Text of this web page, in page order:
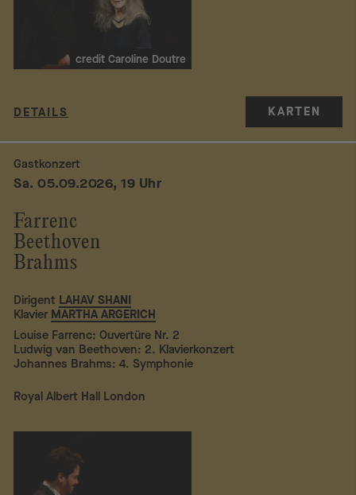
credit Caroline Doutre
DETAILS KARTEN
Farrenc
Beethoven
Brahms
Gastkonzert
Sa. 05.09.2026, 19 Uhr
Dirigent LAHAV SHANI
Klavier MARTHA ARGERICH
Louise Farrenc: Ouvertüre Nr. 2
Ludwig van Beethoven: 2. Klavierkonzert
Johannes Brahms: 4. Symphonie
Royal Albert Hall London